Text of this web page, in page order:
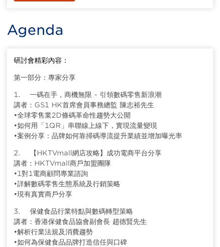
Agenda
研討會精彩內容：
第一部分：專家分享
1. 一碼在手，商機無限 - 引領數碼零售新浪潮
講者：GS1 HK首席會員事務總監 陳志裕先生
•全球零售業2D條碼革命性趨勢大公開
•如何用「1QR」串聯線上線下，實現流量變現
•案例分享：品牌如何靠掃碼導流提升業績並增加曝光率
2. 【HKTVmall網店攻略】成功電商平台分享
講者：HKTVmall商戶加盟團隊
•1對1電商顧問專業諮詢
•詳解數碼零售生態系統及行銷策略
•現有真實商戶分享
3. 保健食品行業特點與數碼轉型策略
講者：香港保健食品協會副會長 趙德賢先生
•解析行業法規及消費趨勢
•如何為保健食品品牌打造信任與口碑